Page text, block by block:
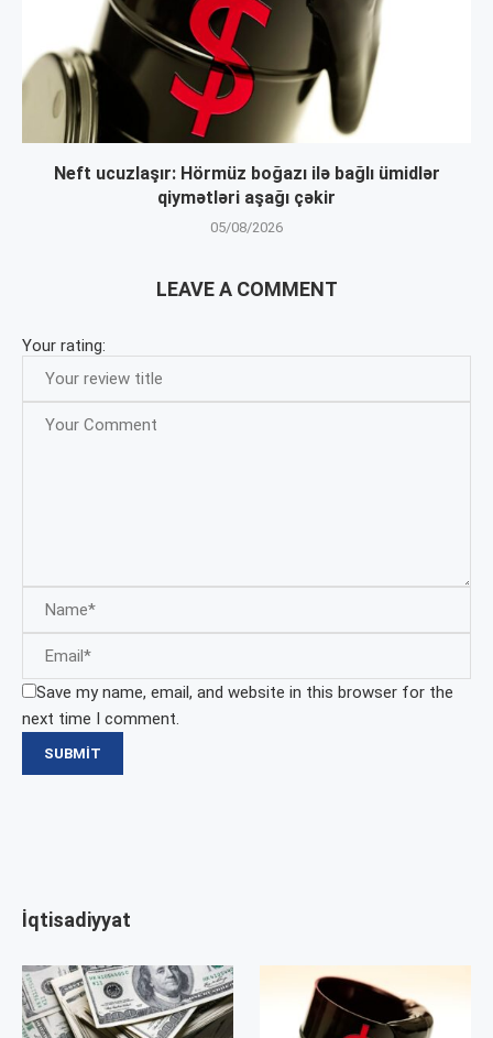
Neft ucuzlaşır: Hörmüz boğazı ilə bağlı ümidlər
qiymətləri aşağı çəkir
05/08/2026
LEAVE A COMMENT
Your rating:
Save my name, email, and website in this browser for the
next time I comment.
İqtisadiyyat